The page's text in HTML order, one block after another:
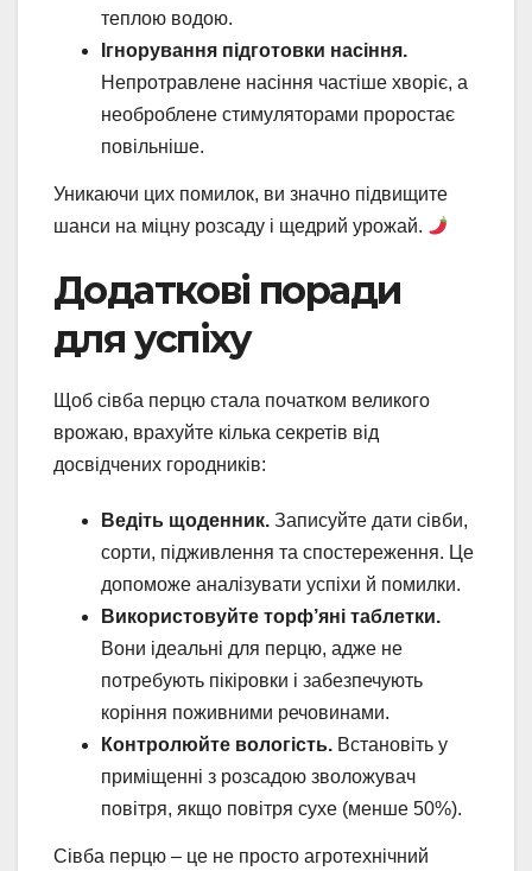
теплою водою.
Ігнорування підготовки насіння.
Непротравлене насіння частіше хворіє, а
необроблене стимуляторами проростає
повільніше.
Уникаючи цих помилок, ви значно підвищите
шанси на міцну розсаду і щедрий урожай.
Додаткові поради
для успіху
Щоб сівба перцю стала початком великого
врожаю, врахуйте кілька секретів від
досвідчених городників:
Ведіть щоденник. Записуйте дати сівби,
сорти, підживлення та спостереження. Це
допоможе аналізувати успіхи й помилки.
Використовуйте торф’яні таблетки.
Вони ідеальні для перцю, адже не
потребують пікіровки і забезпечують
коріння поживними речовинами.
Контролюйте вологість. Встановіть у
приміщенні з розсадою зволожувач
повітря, якщо повітря сухе (менше 50%).
Сівба перцю – це не просто агротехнічний